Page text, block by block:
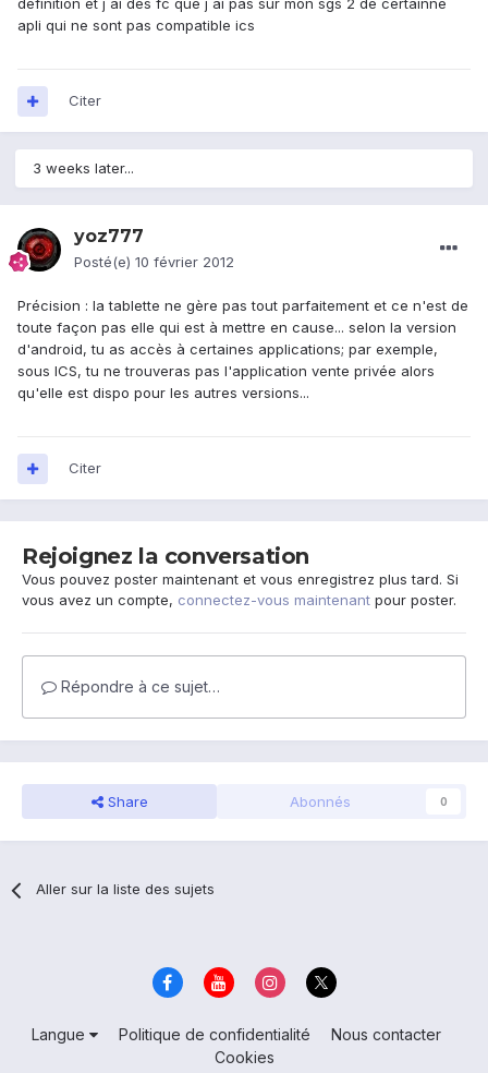
définition et j ai des fc que j ai pas sur mon sgs 2 de certainne
apli qui ne sont pas compatible ics
Citer
3 weeks later...
yoz777
Posté(e) 10 février 2012
Précision : la tablette ne gère pas tout parfaitement et ce n'est de
toute façon pas elle qui est à mettre en cause... selon la version
d'android, tu as accès à certaines applications; par exemple,
sous ICS, tu ne trouveras pas l'application vente privée alors
qu'elle est dispo pour les autres versions...
Citer
Rejoignez la conversation
Vous pouvez poster maintenant et vous enregistrez plus tard. Si
vous avez un compte, connectez-vous maintenant pour poster.
Répondre à ce sujet…
Share Abonnés 0
Aller sur la liste des sujets
Langue Politique de confidentialité
Nous contacter
Cookies